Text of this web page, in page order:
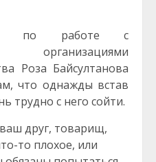
по работе с
Роза Байсултанова
что однажды встав
трудно с него сойти.
друг, товарищ,
то плохое, или